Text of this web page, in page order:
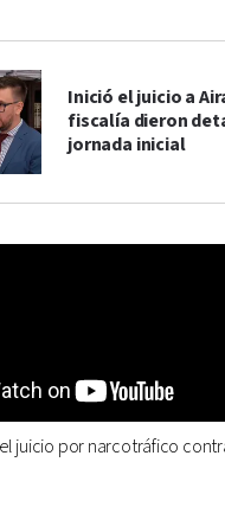
Inició el juicio a
fiscalía dieron
jornada inicial
juicio por narcotráfico